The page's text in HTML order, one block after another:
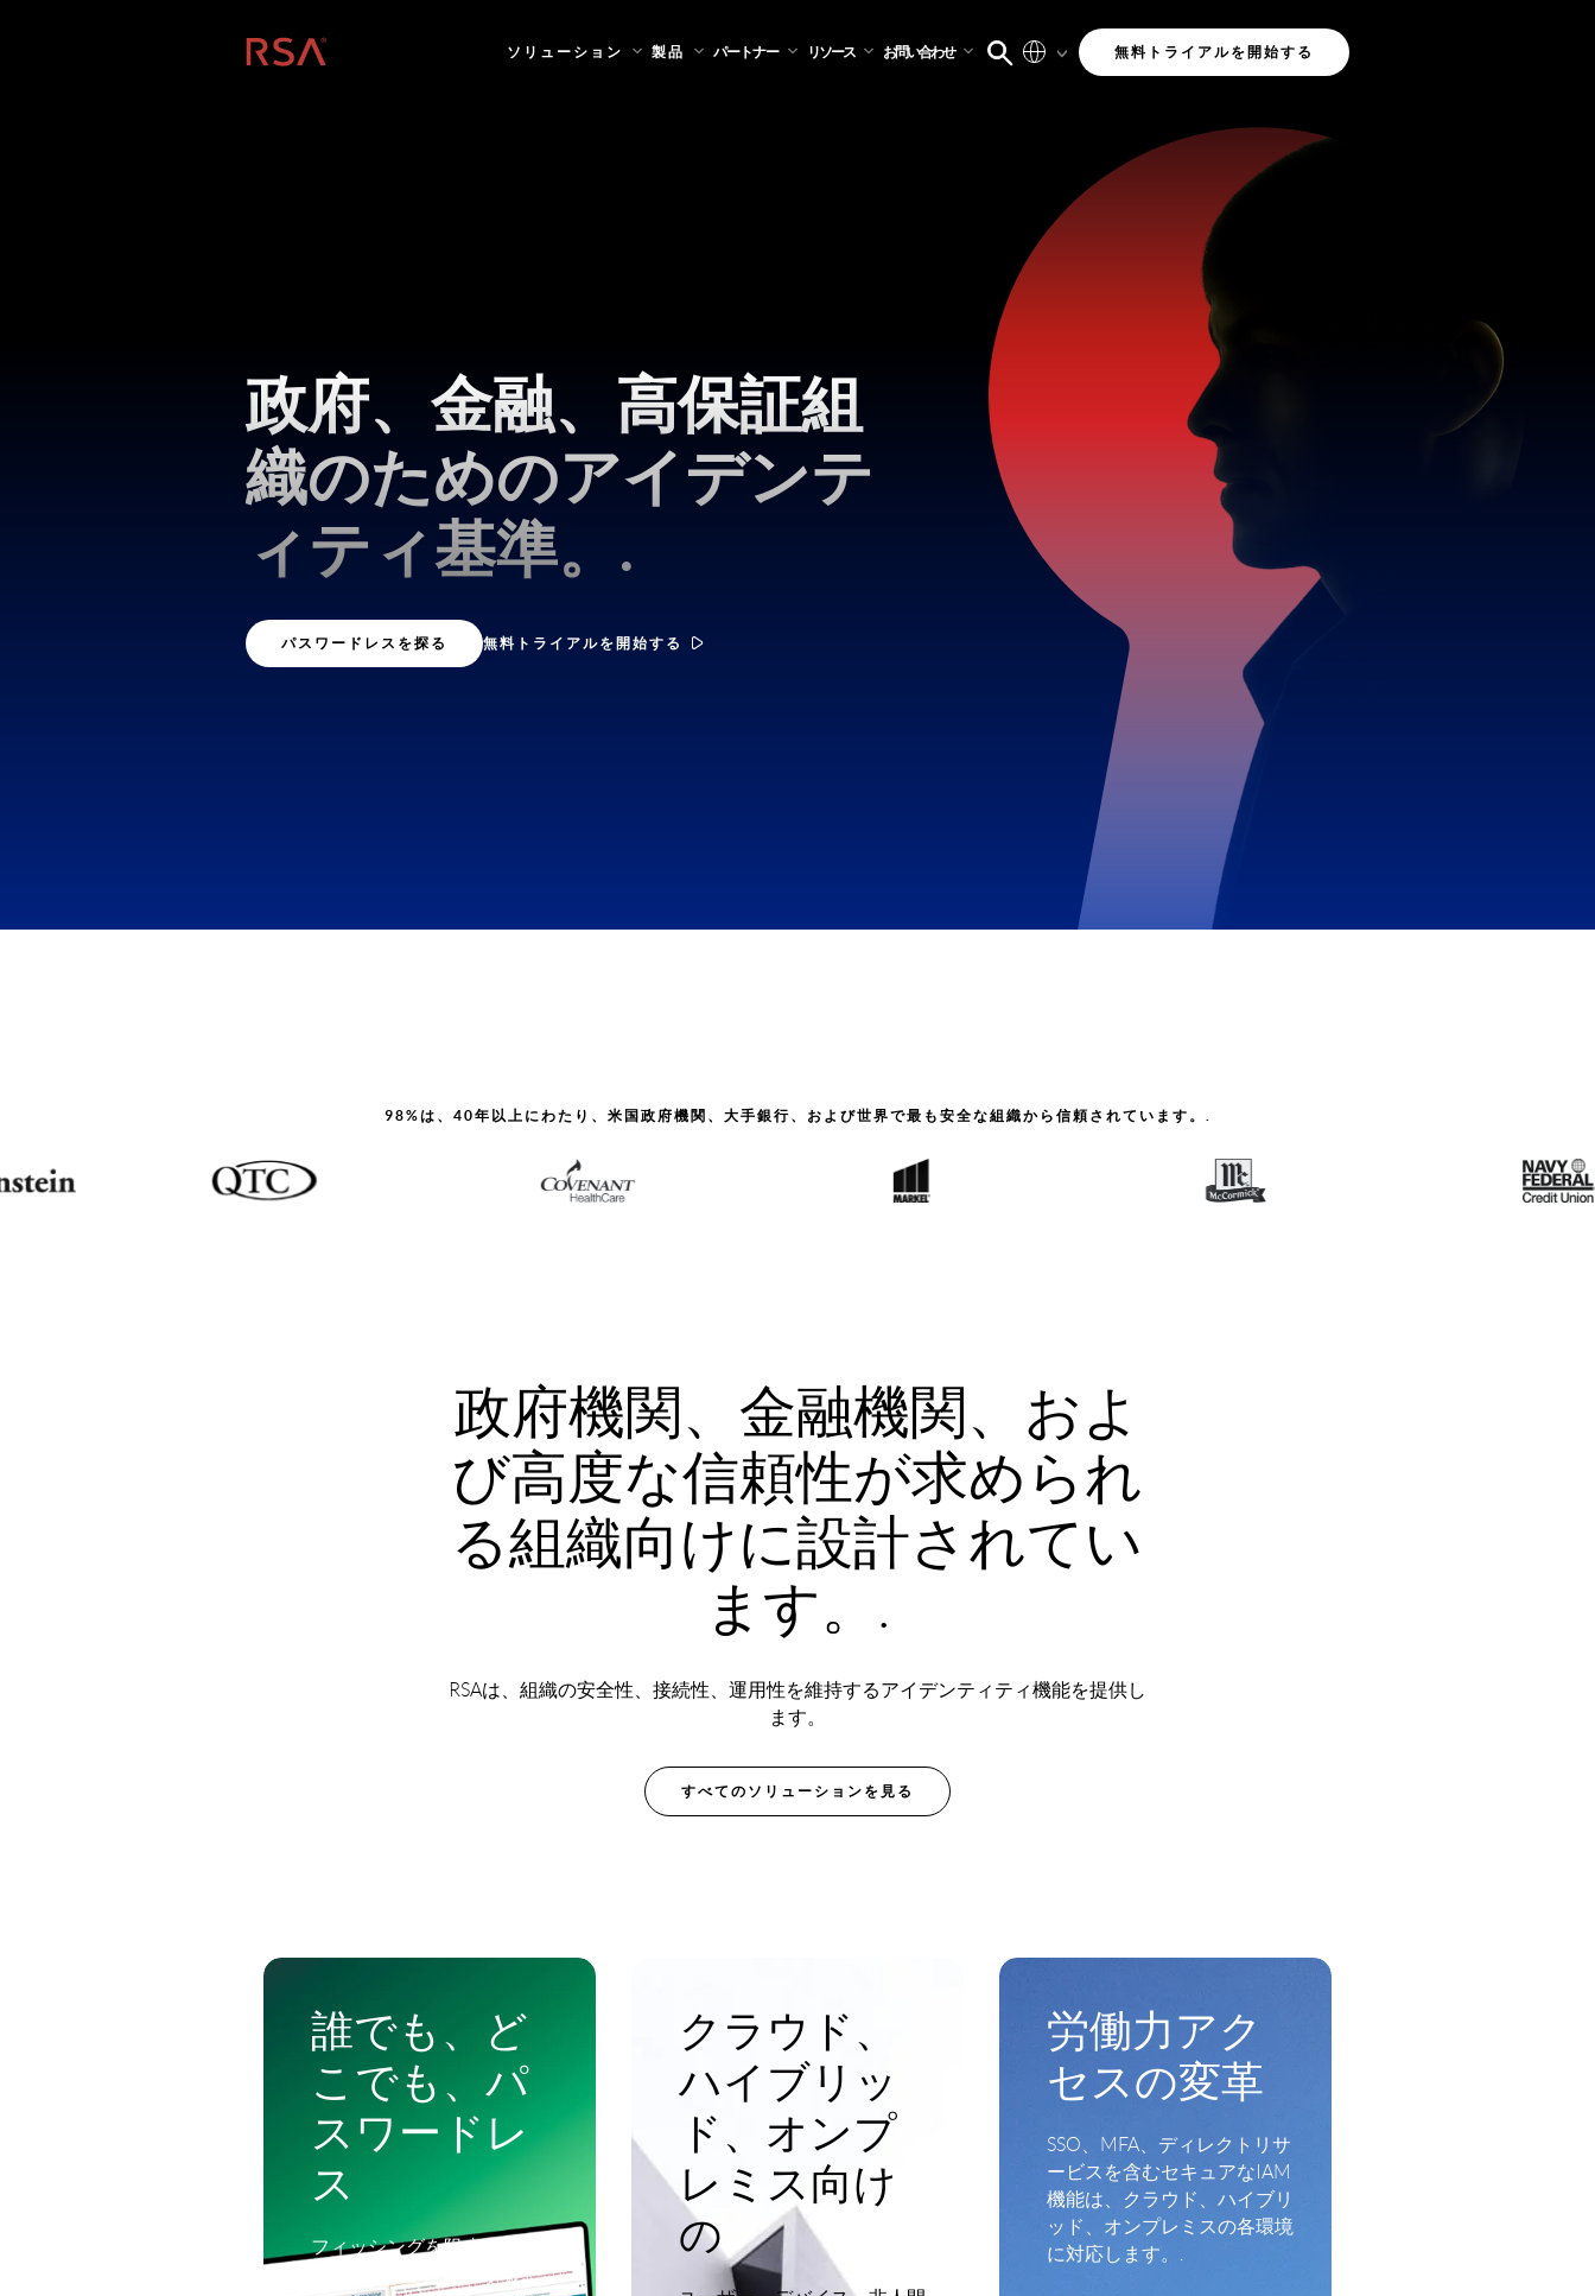
ホーム ソリューション 製品 パートナー リソース お問い合わせ 無料トライアルを開始する
政府、金融、高保証組
織のためのアイデンテ
ィティ基準。.
パスワードレスを探る 無料トライアルを開始する
98%は、40年以上にわたり、米国政府機関、大手銀行、および世界で最も安全な組織から信頼されています。.
政府機関、金融機関、およ
び高度な信頼性が求められ
る組織向けに設計されてい
ます。.
RSAは、組織の安全性、接続性、運用性を維持するアイデンティティ機能を提供し
ます。
すべてのソリューションを見る
誰でも、ど
こでも、パ
スワードレ
ス
フィッシングを阻止し、認証
とアクセスを近代化する。.
クラウド、
ハイブリッ
ド、オンプ
レミス向け
の
労働力アク
セスの変革
SSO、MFA、ディレクトリサ
ービスを含むセキュアなIAM
機能は、クラウド、ハイブリ
ッド、オンプレミスの各環境
に対応します。.